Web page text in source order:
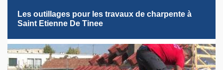
Les outillages pour les travaux de charpente à
Saint Etienne De Tinee